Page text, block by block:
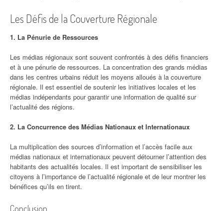
Les Défis de la Couverture Régionale
1. La Pénurie de Ressources
Les médias régionaux sont souvent confrontés à des défis financiers
et à une pénurie de ressources. La concentration des grands médias
dans les centres urbains réduit les moyens alloués à la couverture
régionale. Il est essentiel de soutenir les initiatives locales et les
médias indépendants pour garantir une information de qualité sur
l’actualité des régions.
2. La Concurrence des Médias Nationaux et Internationaux
La multiplication des sources d’information et l’accès facile aux
médias nationaux et internationaux peuvent détourner l’attention des
habitants des actualités locales. Il est important de sensibiliser les
citoyens à l’importance de l’actualité régionale et de leur montrer les
bénéfices qu’ils en tirent.
Conclusion